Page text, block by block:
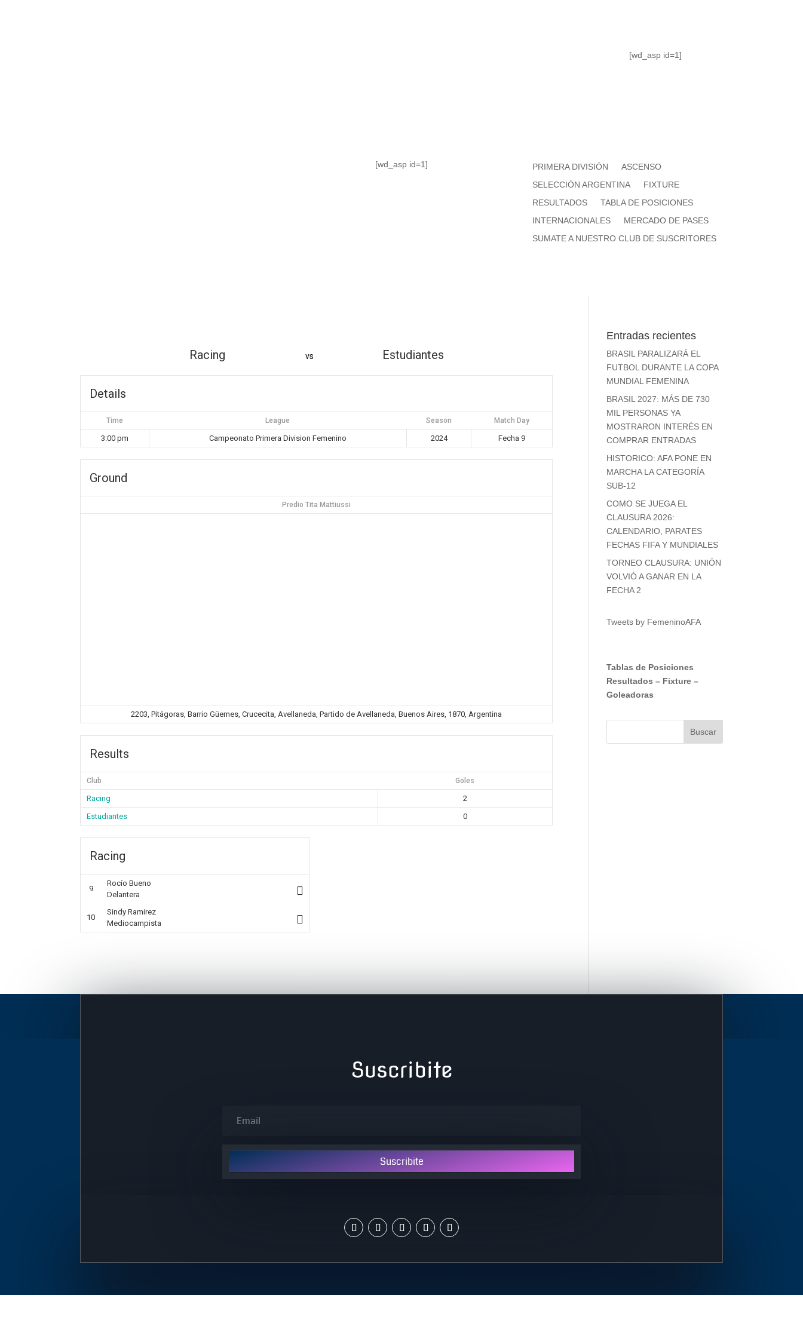
[wd_asp id=1]
[wd_asp id=1] PRIMERA DIVISIÓN
ASCENSO
SELECCIÓN ARGENTINA
FIXTURE
RESULTADOS
TABLA DE POSICIONES
INTERNACIONALES
MERCADO DE PASES
SUMATE A NUESTRO CLUB DE SUSCRITORES
Racing vs Estudiantes
Details
Time League Season Match Day
3:00 pm Campeonato Primera Division Femenino 2024 Fecha 9
Ground
Predio Tita Mattiussi
2203, Pitágoras, Barrio Güemes, Crucecita, Avellaneda, Partido de Avellaneda, Buenos Aires, 1870, Argentina
Results
Club Goles
Racing
2
Estudiantes
0
Racing
9
Rocío Bueno
Delantera
10
Sindy Ramirez
Mediocampista
Entradas recientes
BRASIL PARALIZARÁ EL
FUTBOL DURANTE LA COPA
MUNDIAL FEMENINA
BRASIL 2027: MÁS DE 730
MIL PERSONAS YA
MOSTRARON INTERÉS EN
COMPRAR ENTRADAS
HISTORICO: AFA PONE EN
MARCHA LA CATEGORÍA
SUB-12
COMO SE JUEGA EL
CLAUSURA 2026:
CALENDARIO, PARATES
FECHAS FIFA Y MUNDIALES
TORNEO CLAUSURA: UNIÓN
VOLVIÓ A GANAR EN LA
FECHA 2
Tweets by FemeninoAFA
Tablas de Posiciones
Resultados – Fixture –
Goleadoras
Suscribite
Suscribite